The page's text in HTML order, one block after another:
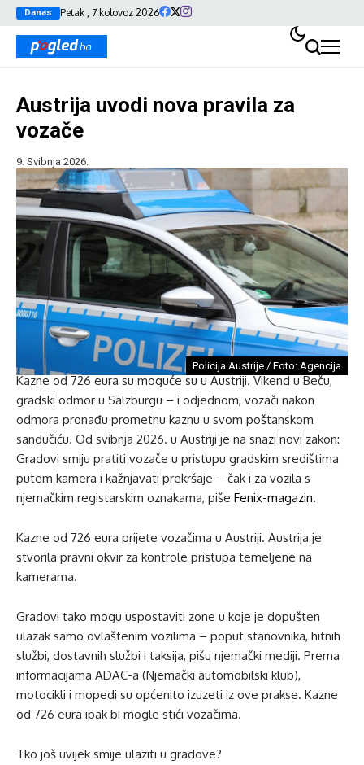
Danas Petak , 7 kolovoz 2026
Austrija uvodi nova pravila za
vozače
9. Svibnja 2026.
Policija Austrije / Foto: Agencija
Kazne od 726 eura su moguće su u Austriji. Vikend u Beču,
gradski odmor u Salzburgu – i odjednom, vozači nakon
odmora pronađu prometnu kaznu u svom poštanskom
sandučiću. Od svibnja 2026. u Austriji je na snazi ​​novi zakon:
Gradovi smiju pratiti vozače u pristupu gradskim središtima
putem kamera i kažnjavati prekršaje – čak i za vozila s
njemačkim registarskim oznakama, piše Fenix-magazin.
Kazne od 726 eura prijete vozačima u Austriji. Austrija je
stvorila pravni okvir za kontrole pristupa temeljene na
kamerama.
Gradovi tako mogu uspostaviti zone u koje je dopušten
ulazak samo ovlaštenim vozilima – poput stanovnika, hitnih
službi, dostavnih službi i taksija, pišu njemački mediji. Prema
informacijama ADAC-a (Njemački automobilski klub),
motocikli i mopedi su općenito izuzeti iz ove prakse. Kazne
od 726 eura ipak bi mogle stići vozačima.
Tko još uvijek smije ulaziti u gradove?